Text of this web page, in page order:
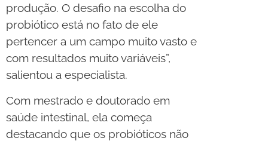
produção. O desafio na escolha do
probiótico está no fato de ele
pertencer a um campo muito vasto e
com resultados muito variáveis”,
salientou a especialista.
Com mestrado e doutorado em
saúde intestinal, ela começa
destacando que os probióticos não